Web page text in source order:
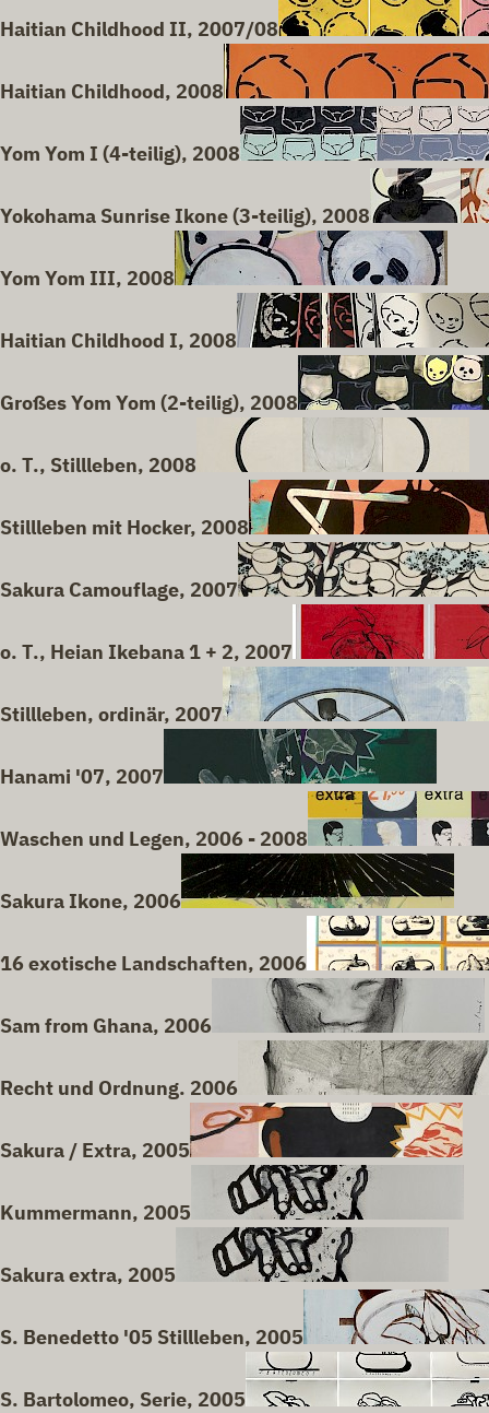
Haitian Childhood II, 2007/08
Haitian Childhood, 2008
Yom Yom I (4-teilig), 2008
Yokohama Sunrise Ikone (3-teilig), 2008
Yom Yom III, 2008
Haitian Childhood I, 2008
Großes Yom Yom (2-teilig), 2008
o. T., Stillleben, 2008
Stillleben mit Hocker, 2008
Sakura Camouflage, 2007
o. T., Heian Ikebana 1 + 2, 2007
Stillleben, ordinär, 2007
Hanami '07, 2007
Waschen und Legen, 2006 - 2008
Sakura Ikone, 2006
16 exotische Landschaften, 2006
Sam from Ghana, 2006
Recht und Ordnung. 2006
Sakura / Extra, 2005
Kummermann, 2005
Sakura extra, 2005
S. Benedetto '05 Stillleben, 2005
S. Bartolomeo, Serie, 2005